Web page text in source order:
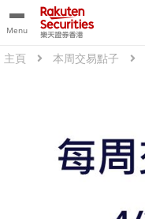
Menu
主頁 本周交易點子